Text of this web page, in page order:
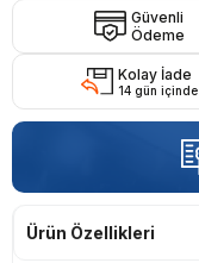
Güvenli
Ödeme
Kolay İade
14 gün içinde
Ürün Özellikleri